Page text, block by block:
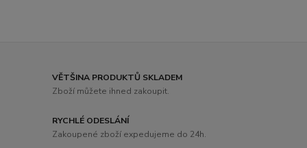
VĚTŠINA PRODUKTŮ SKLADEM
Zboží můžete ihned zakoupit.
RYCHLÉ ODESLÁNÍ
Zakoupené zboží expedujeme do 24h.